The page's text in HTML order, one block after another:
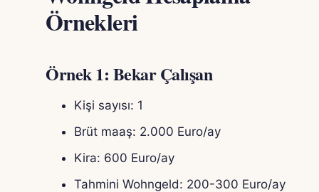
Örnekleri
Örnek 1: Bekar Çalışan
Kişi sayısı: 1
Brüt maaş: 2.000 Euro/ay
Kira: 600 Euro/ay
Tahmini Wohngeld: 200-300 Euro/ay